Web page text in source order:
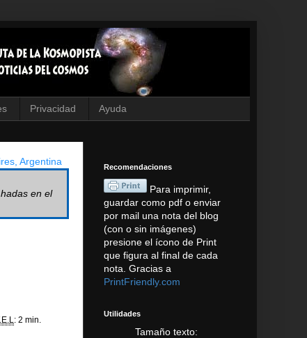
Privacidad Ayuda
Argentina
en el
: 2 min.
Recomendaciones
Para imprimir,
guardar como pdf o enviar
por mail una nota del blog
(con o sin imágenes)
presione el ícono de Print
que figura al final de cada
nota. Gracias a
PrintFriendly.com
Utilidades
Tamaño texto: